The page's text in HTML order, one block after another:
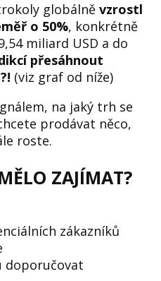
globálně vzrostl
o 50%, konkrétně
miliard USD a do
přesáhnout
(viz graf od níže)
na jaký trh se
prodávat něco,
roste.
ZAJÍMAT?
zákazníků
doporučovat